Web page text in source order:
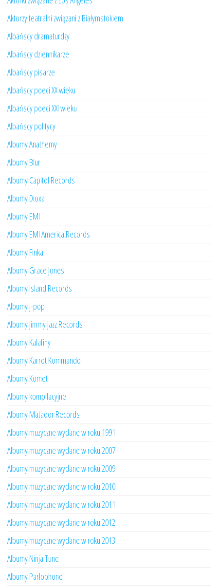
Aktorzy teatralni związani z Białymstokiem
Albańscy dramaturdzy
Albańscy dziennikarze
Albańscy pisarze
Albańscy poeci XX wieku
Albańscy poeci XXI wieku
Albańscy politycy
Albumy Anathemy
Albumy Blur
Albumy Capitol Records
Albumy Dioxa
Albumy EMI
Albumy EMI America Records
Albumy Finka
Albumy Grace Jones
Albumy Island Records
Albumy j-pop
Albumy Jimmy Jazz Records
Albumy Kalafiny
Albumy Karrot Kommando
Albumy Komet
Albumy kompilacyjne
Albumy Matador Records
Albumy muzyczne wydane w roku 1991
Albumy muzyczne wydane w roku 2007
Albumy muzyczne wydane w roku 2009
Albumy muzyczne wydane w roku 2010
Albumy muzyczne wydane w roku 2011
Albumy muzyczne wydane w roku 2012
Albumy muzyczne wydane w roku 2013
Albumy Ninja Tune
Albumy Parlophone